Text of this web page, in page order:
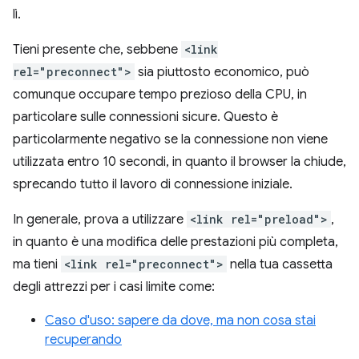
lì.
Tieni presente che, sebbene <link
rel="preconnect"> sia piuttosto economico, può
comunque occupare tempo prezioso della CPU, in
particolare sulle connessioni sicure. Questo è
particolarmente negativo se la connessione non viene
utilizzata entro 10 secondi, in quanto il browser la chiude,
sprecando tutto il lavoro di connessione iniziale.
In generale, prova a utilizzare <link rel="preload"> ,
in quanto è una modifica delle prestazioni più completa,
ma tieni <link rel="preconnect"> nella tua cassetta
degli attrezzi per i casi limite come:
Caso d'uso: sapere da dove, ma non cosa stai
recuperando